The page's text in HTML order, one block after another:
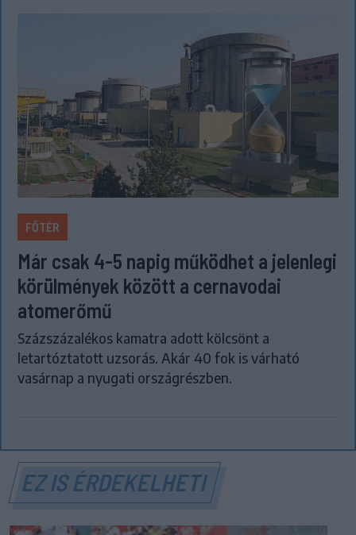
FŐTÉR
Már csak 4-5 napig működhet a jelenlegi
körülmények között a cernavodai
atomerőmű
Százszázalékos kamatra adott kölcsönt a
letartóztatott uzsorás. Akár 40 fok is várható
vasárnap a nyugati országrészben.
EZ IS ÉRDEKELHETI